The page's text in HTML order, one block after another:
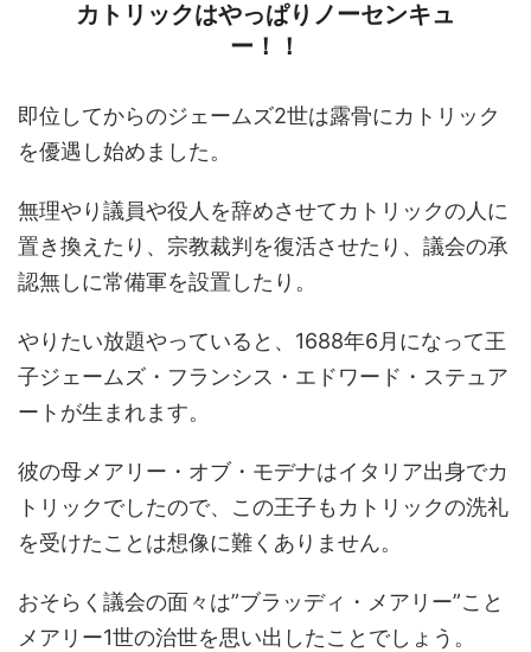
カトリックはやっぱりノーセンキュ
ー！！
即位してからのジェームズ2世は露骨にカトリック
を優遇し始めました。
無理やり議員や役人を辞めさせてカトリックの人に
置き換えたり、宗教裁判を復活させたり、議会の承
認無しに常備軍を設置したり。
やりたい放題やっていると、1688年6月になって王
子ジェームズ・フランシス・エドワード・ステュア
ートが生まれます。
彼の母メアリー・オブ・モデナはイタリア出身でカ
トリックでしたので、この王子もカトリックの洗礼
を受けたことは想像に難くありません。
おそらく議会の面々は”ブラッディ・メアリー”こと
メアリー1世の治世を思い出したことでしょう。